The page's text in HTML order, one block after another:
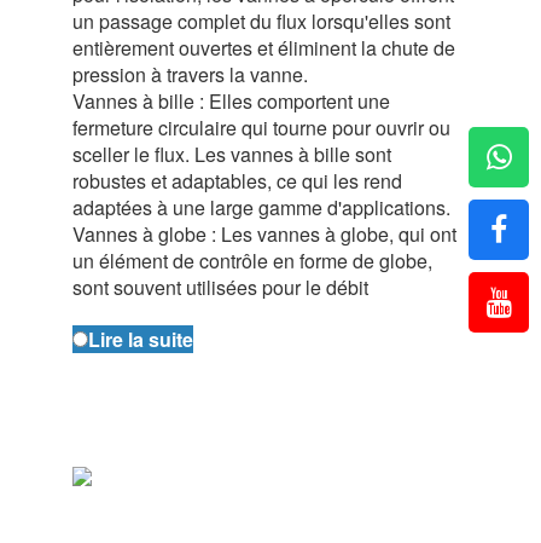
un passage complet du flux lorsqu'elles sont
entièrement ouvertes et éliminent la chute de
pression à travers la vanne.
Vannes à bille : Elles comportent une
fermeture circulaire qui tourne pour ouvrir ou
sceller le flux. Les vannes à bille sont
robustes et adaptables, ce qui les rend
adaptées à une large gamme d'applications.
Vannes à globe : Les vannes à globe, qui ont
un élément de contrôle en forme de globe,
sont souvent utilisées pour le débit
Lire la suite